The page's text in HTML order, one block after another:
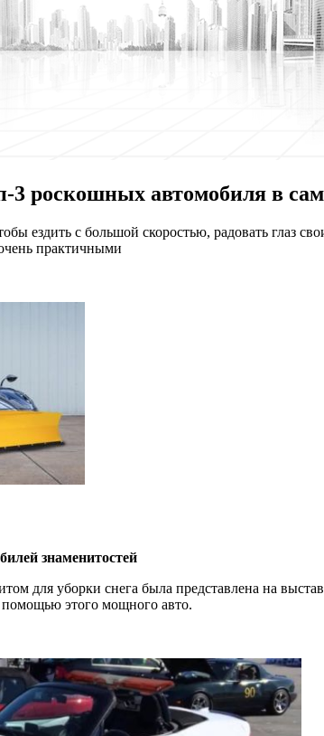
3 роскошных автомобиля в
ездить с большой скоростью, радовать глаз
практичными
знаменитостей
для уборки снега была представлена на
помощью этого мощного авто.